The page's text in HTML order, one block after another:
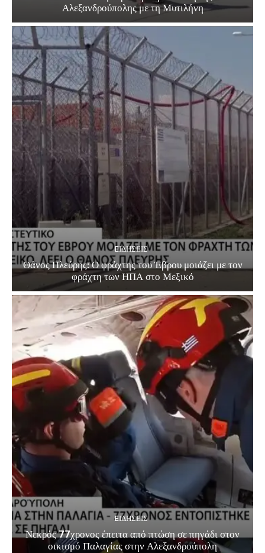
Αλεξανδρούπολης με τη Μυτιλήνη
EΙΔΗΣΕΙΣ
Θάνος Πλεύρης: Ο φράχτης του Έβρου μοιάζει με τον
φράχτη των ΗΠΑ στο Μεξικό
EΙΔΗΣΕΙΣ
Νεκρός 77χρονος έπειτα από πτώση σε πηγάδι στον
οικισμό Παλαγίας στην Αλεξανδρούπολη